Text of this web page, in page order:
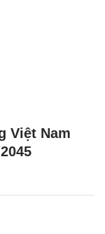
Việt Nam